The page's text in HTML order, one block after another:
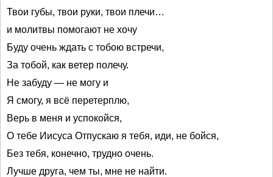
Твои губы, твои руки, твои плечи…
и молитвы помогают не хочу
Буду очень ждать с тобою встречи,
За тобой, как ветер полечу.
Не забуду — не могу и
Я смогу, я всё перетерплю,
Верь в меня и успокойся,
О тебе Иисуса Отпускаю я тебя, иди, не бойся,
Без тебя, конечно, трудно очень.
Лучше друга, чем ты, мне не найти.